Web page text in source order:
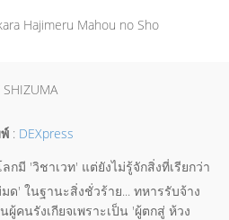
Hajimeru Mahou no Sho
SHIZUMA
: DEXpress
กมี 'วิชาเวท' แต่ยังไม่รู้จักสิ่งที่เรียกว่า
' ในฐานะสิ่งชั่วร้าย... ทหารรับจ้าง
คนรังเกียจเพราะเป็น 'ผู้ตกสู่ ห้วง